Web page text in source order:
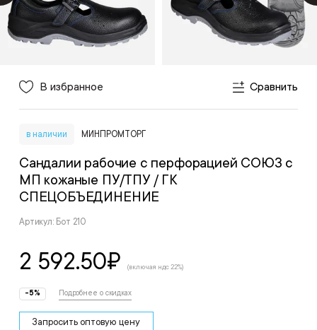
В избранное Сравнить
в наличии МИНПРОМТОРГ
Сандалии рабочие с перфорацией СОЮЗ с
МП кожаные ПУ/ТПУ / ГК
СПЕЦОБЪЕДИНЕНИЕ
Артикул: Бот 210
2 592.50₽ (включая ндс 22%)
-5% Подробнее о скидках
Запросить оптовую цену